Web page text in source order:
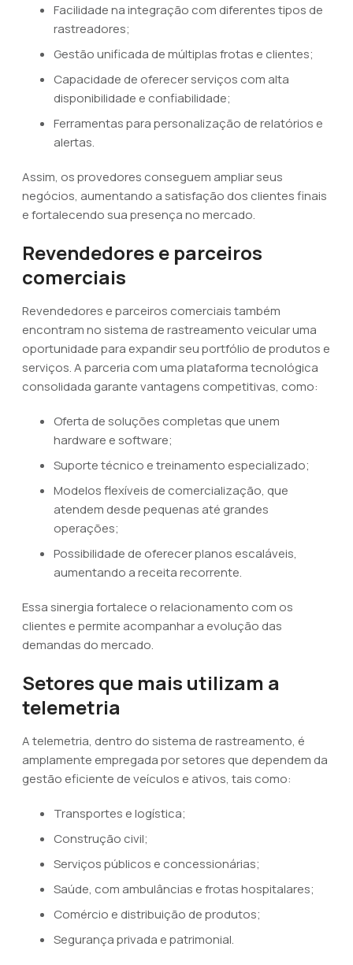
Facilidade na integração com diferentes tipos de
rastreadores;
Gestão unificada de múltiplas frotas e clientes;
Capacidade de oferecer serviços com alta
disponibilidade e confiabilidade;
Ferramentas para personalização de relatórios e
alertas.
Assim, os provedores conseguem ampliar seus
negócios, aumentando a satisfação dos clientes finais
e fortalecendo sua presença no mercado.
Revendedores e parceiros
comerciais
Revendedores e parceiros comerciais também
encontram no sistema de rastreamento veicular uma
oportunidade para expandir seu portfólio de produtos e
serviços. A parceria com uma plataforma tecnológica
consolidada garante vantagens competitivas, como:
Oferta de soluções completas que unem
hardware e software;
Suporte técnico e treinamento especializado;
Modelos flexíveis de comercialização, que
atendem desde pequenas até grandes
operações;
Possibilidade de oferecer planos escaláveis,
aumentando a receita recorrente.
Essa sinergia fortalece o relacionamento com os
clientes e permite acompanhar a evolução das
demandas do mercado.
Setores que mais utilizam a
telemetria
A telemetria, dentro do sistema de rastreamento, é
amplamente empregada por setores que dependem da
gestão eficiente de veículos e ativos, tais como:
Transportes e logística;
Construção civil;
Serviços públicos e concessionárias;
Saúde, com ambulâncias e frotas hospitalares;
Comércio e distribuição de produtos;
Segurança privada e patrimonial.